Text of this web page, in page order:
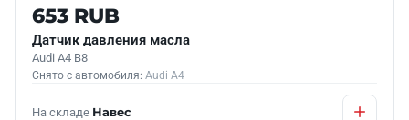
Б/У В НАЛИЧИИ
653 RUB
Датчик давления масла
Audi A4 B8
Снято с автомобиля: Audi A4
На складе Навес